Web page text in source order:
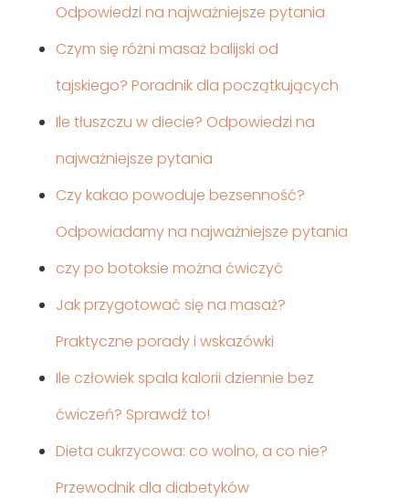
Odpowiedzi na najważniejsze pytania
Czym się różni masaż balijski od
tajskiego? Poradnik dla początkujących
Ile tłuszczu w diecie? Odpowiedzi na
najważniejsze pytania
Czy kakao powoduje bezsenność?
Odpowiadamy na najważniejsze pytania
czy po botoksie można ćwiczyć
Jak przygotować się na masaż?
Praktyczne porady i wskazówki
Ile człowiek spala kalorii dziennie bez
ćwiczeń? Sprawdź to!
Dieta cukrzycowa: co wolno, a co nie?
Przewodnik dla diabetyków